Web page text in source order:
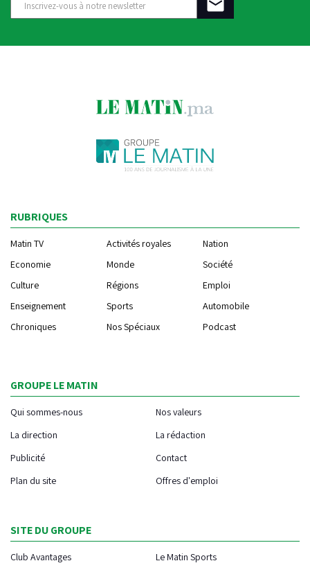
RUBRIQUES
Matin TV Activités royales
Nation
Economie
Monde
Société
Culture
Régions
Emploi
Enseignement
Sports
Automobile
Chroniques
Nos Spéciaux Podcast
GROUPE LE MATIN
Qui sommes-nous
Nos valeurs
La direction
La rédaction
Publicité
Contact
Plan du site
Offres d'emploi
SITE DU GROUPE
Club Avantages Le Matin Sports